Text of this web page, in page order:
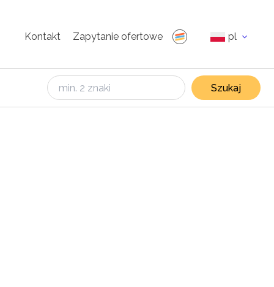
Kontakt Zapytanie ofertowe pl
Szukaj